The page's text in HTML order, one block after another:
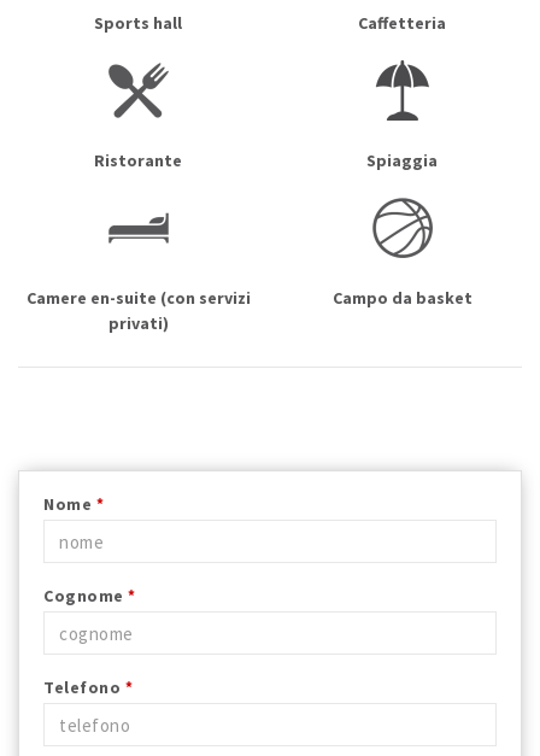
Sports hall Caffetteria
Ristorante Spiaggia
Camere en-suite (con servizi
privati)
Campo da basket
Nome *
Cognome *
Telefono *